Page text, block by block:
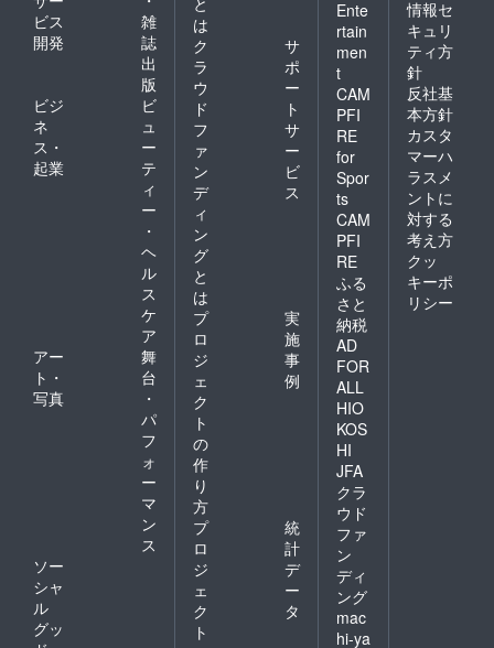
ビス
開発
雑
誌
出
版
ビジ
ネ
ス・
起業
ビ
ュ
ー
テ
ィ
ー
・
ヘ
ル
ス
ケ
ア
アー
ト・
写真
舞
台
・
パ
フ
ォ
ー
マ
ン
ス
ソー
シャ
ル
グッ
は
ク
ラ
ウ
ド
フ
ァ
ン
デ
ィ
ン
グ
と
は
サ
ポ
ー
ト
サ
ー
ビ
ス
プ
ロ
ジ
ェ
ク
ト
の
作
り
方
実
施
事
例
プ
ロ
ジ
ェ
ク
ト
統
計
デ
ー
タ
Ente
rtain
men
t
CAM
PFI
RE
for
Spor
ts
CAM
PFI
RE
ふる
さと
納税
AD
FOR
ALL
HIO
KOS
HI
JFA
クラ
ウド
ファ
ン
ディ
ング
mac
hi-ya
情報セ
キュリ
ティ方
針
反社基
本方針
カスタ
マーハ
ラスメ
ントに
対する
考え方
クッ
キーポ
リシー